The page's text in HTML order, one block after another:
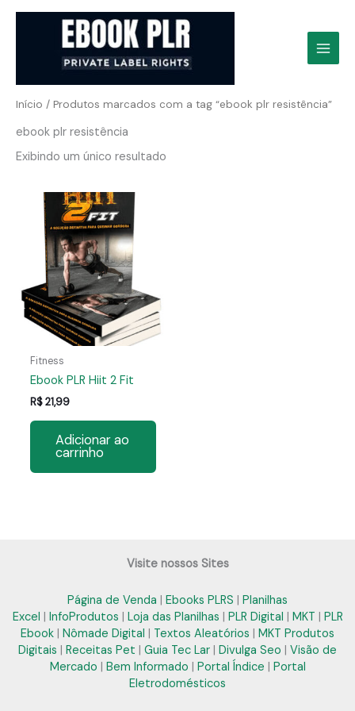
Início / Produtos marcados com a tag “ebook plr resistência”
ebook plr resistência
Exibindo um único resultado
Fitness
Ebook PLR Hiit 2 Fit
R$21,99
Adicionar ao
carrinho
Visite nossos Sites
Página de Venda | Ebooks PLRS | Planilhas
Excel | InfoProdutos | Loja das Planilhas | PLR Digital | MKT | PLR
Ebook | Nômade Digital | Textos Aleatórios | MKT Produtos
Digitais | Receitas Pet | Guia Tec Lar | Divulga Seo | Visão de
Mercado | Bem Informado | Portal Índice | Portal
Eletrodomésticos